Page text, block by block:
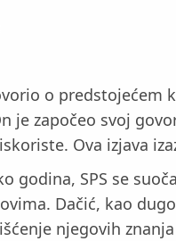
o predstojećem
je započeo svoj
Ova izjava
godina, SPS se
Dačić, kao
njegovih